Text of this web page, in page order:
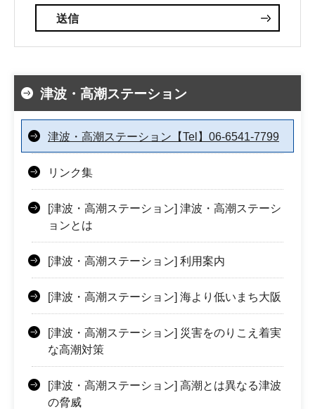
津波・高潮ステーション
津波・高潮ステーション【Tel】06-6541-7799
リンク集
[津波・高潮ステーション] 津波・高潮ステーシ
ョンとは
[津波・高潮ステーション] 利用案内
[津波・高潮ステーション] 海より低いまち大阪
[津波・高潮ステーション] 災害をのりこえ着実
な高潮対策
[津波・高潮ステーション] 高潮とは異なる津波
の脅威